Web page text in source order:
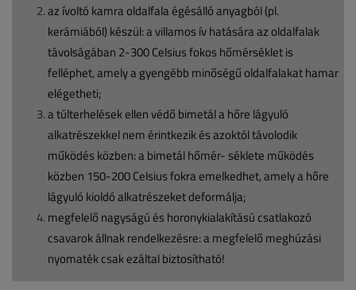
az ívoltó kamra oldalfala égésálló anyagból (pl.
kerámiából) készül: a villamos ív hatására az oldalfalak
távolságában 2-300 Celsius fokos hőmérséklet is
felléphet, amely a gyengébb minőségű oldalfalakat hamar
elégetheti;
a túlterhelések ellen védő bimetál a hőre lágyuló
alkatrészekkel nem érintkezik és azoktól távolodik
működés közben: a bimetál hőmér- séklete működés
közben 150-200 Celsius fokra emelkedhet, amely a hőre
lágyuló kioldó alkatrészeket deformálja;
megfelelő nagyságú és horonykialakítású csatlakozó
csavarok állnak rendelkezésre: a megfelelő meghúzási
nyomaték csak ezáltal biztosítható!